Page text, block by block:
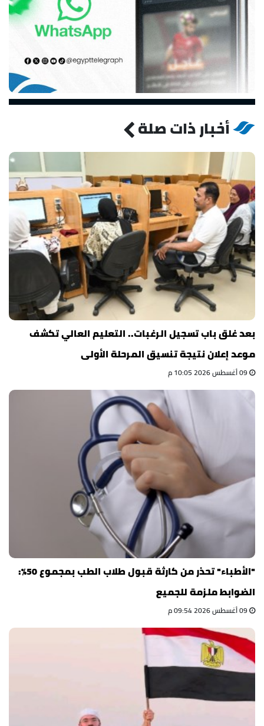
أخبار ذات صلة
بعد غلق باب تسجيل الرغبات.. التعليم العالي تكشف
موعد إعلان نتيجة تنسيق المرحلة الأولى
"الأطباء" تحذر من كارثة قبول طلاب الطب بمجموع 50%:
الضوابط ملزمة للجميع